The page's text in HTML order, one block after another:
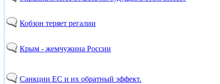
Кобзон теряет регалии
Крым - жемчужина России
Санкции ЕС и их обратный эффект.